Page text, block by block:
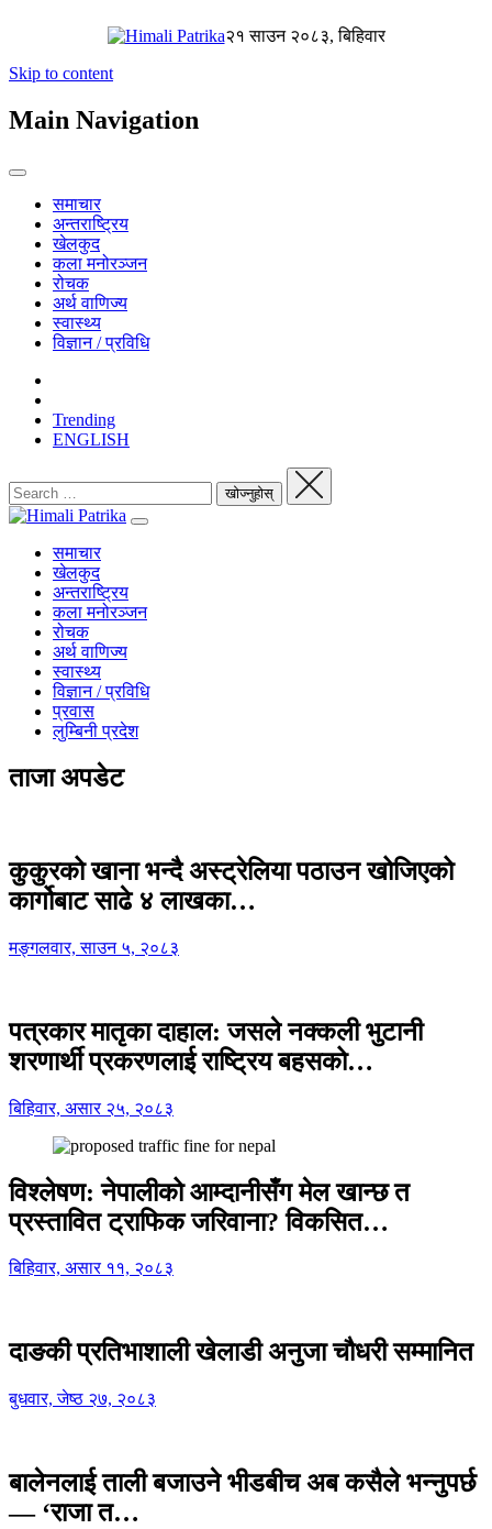
२१ साउन २०८३, बिहिवार
Skip to content
Main Navigation
समाचार
अन्तराष्ट्रिय
खेलकुद
कला मनोरञ्जन
रोचक
अर्थ वाणिज्य
स्वास्थ्य
विज्ञान / प्रविधि
Trending
ENGLISH
समाचार
खेलकुद
अन्तराष्ट्रिय
कला मनोरञ्जन
रोचक
अर्थ वाणिज्य
स्वास्थ्य
विज्ञान / प्रविधि
प्रवास
लुम्बिनी प्रदेश
ताजा अपडेट
कुकुरको खाना भन्दै अस्ट्रेलिया पठाउन खोजिएको
कार्गोबाट साढे ४ लाखका…
मङ्गलवार, साउन ५, २०८३
पत्रकार मातृका दाहाल: जसले नक्कली भुटानी
शरणार्थी प्रकरणलाई राष्ट्रिय बहसको…
बिहिवार, असार २५, २०८३
विश्लेषण: नेपालीको आम्दानीसँग मेल खान्छ त
प्रस्तावित ट्राफिक जरिवाना? विकसित…
बिहिवार, असार ११, २०८३
दाङकी प्रतिभाशाली खेलाडी अनुजा चौधरी सम्मानित
बुधवार, जेष्ठ २७, २०८३
बालेनलाई ताली बजाउने भीडबीच अब कसैले भन्नुपर्छ
— ‘राजा त…